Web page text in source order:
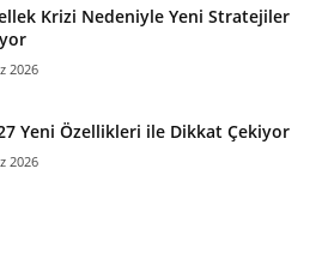
Krizi Nedeniyle Yeni Stratejiler
2026
Yeni Özellikleri ile Dikkat Çekiyor
2026